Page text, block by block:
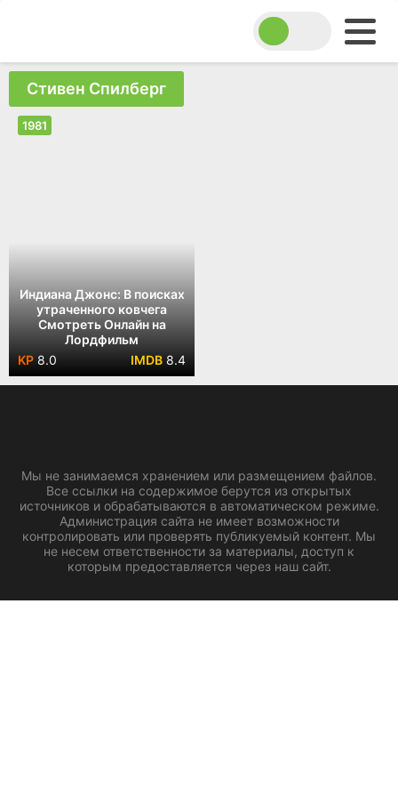
Стивен Спилберг
Индиана Джонс: В поисках
утраченного ковчега
Смотреть Онлайн на
Лордфильм
8.0
8.4
1981
Мы не занимаемся хранением или размещением файлов.
Все ссылки на содержимое берутся из открытых
источников и обрабатываются в автоматическом режиме.
Администрация сайта не имеет возможности
контролировать или проверять публикуемый контент. Мы
не несем ответственности за материалы, доступ к
которым предоставляется через наш сайт.